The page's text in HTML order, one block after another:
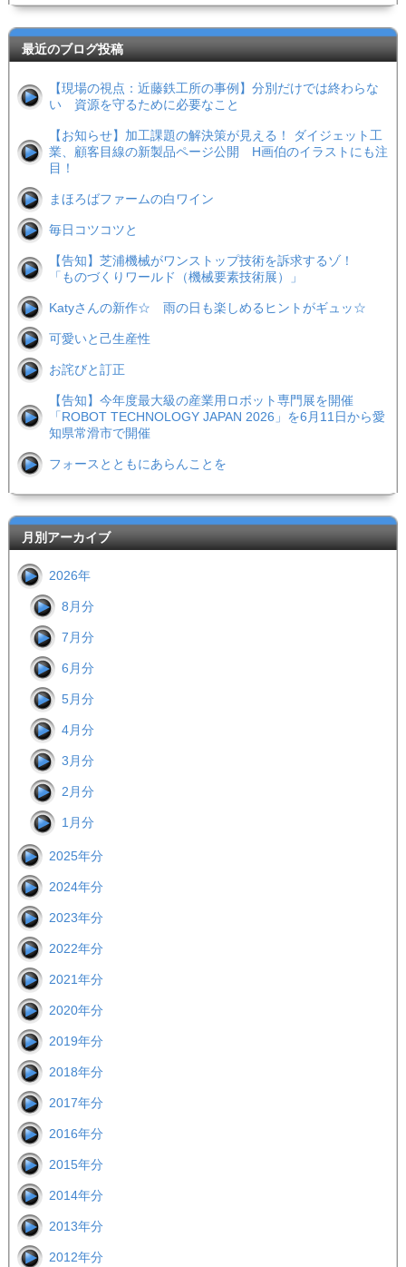
最近のブログ投稿
【現場の視点：近藤鉄工所の事例】分別だけでは終わらな
い 資源を守るために必要なこと
【お知らせ】加工課題の解決策が見える！ ダイジェット工
業、顧客目線の新製品ページ公開 H画伯のイラストにも注
目！
まほろばファームの白ワイン
毎日コツコツと
【告知】芝浦機械がワンストップ技術を訴求するゾ！
「ものづくりワールド（機械要素技術展）」
Katyさんの新作☆ 雨の日も楽しめるヒントがギュッ☆
可愛いと己生産性
お詫びと訂正
【告知】今年度最大級の産業用ロボット専門展を開催
「ROBOT TECHNOLOGY JAPAN 2026」を6月11日から愛
知県常滑市で開催
フォースとともにあらんことを
月別アーカイブ
2026年
8月分
7月分
6月分
5月分
4月分
3月分
2月分
1月分
2025年分
2024年分
2023年分
2022年分
2021年分
2020年分
2019年分
2018年分
2017年分
2016年分
2015年分
2014年分
2013年分
2012年分